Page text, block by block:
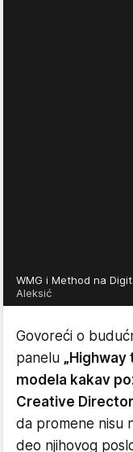
WMG i Method na
Aleksić
Govoreći o
panelu „Highway
modela kakav
Creative
da promene nisu
deo njihovog